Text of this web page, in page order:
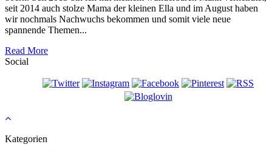
seit 2014 auch stolze Mama der kleinen Ella und im August haben
wir nochmals Nachwuchs bekommen und somit viele neue
spannende Themen...
Read More
Social
Kategorien